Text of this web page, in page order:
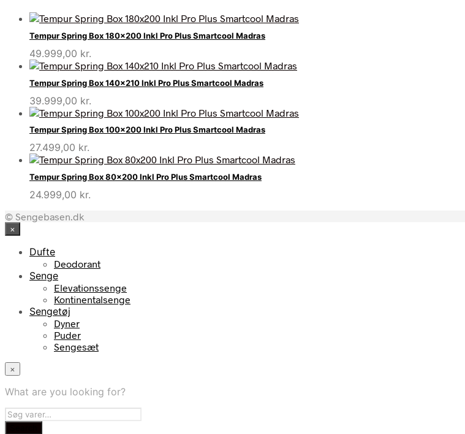
Tempur Spring Box 180×200 Inkl Pro Plus Smartcool Madras
49.999,00 kr.
Tempur Spring Box 140×210 Inkl Pro Plus Smartcool Madras
39.999,00 kr.
Tempur Spring Box 100×200 Inkl Pro Plus Smartcool Madras
27.499,00 kr.
Tempur Spring Box 80×200 Inkl Pro Plus Smartcool Madras
24.999,00 kr.
© Sengebasen.dk
×
Dufte
Deodorant
Senge
Elevationssenge
Kontinentalsenge
Sengetøj
Dyner
Puder
Sengesæt
×
What are you looking for?